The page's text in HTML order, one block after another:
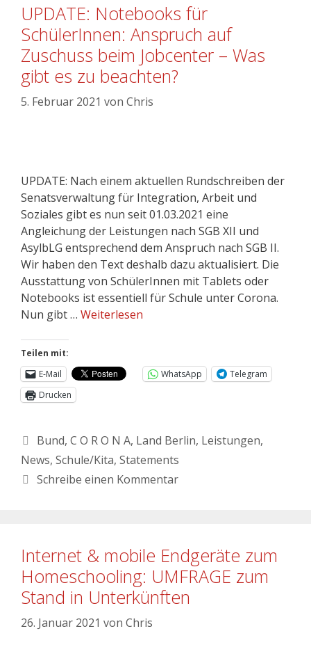
UPDATE: Notebooks für
SchülerInnen: Anspruch auf
Zuschuss beim Jobcenter – Was
gibt es zu beachten?
5. Februar 2021 von Chris
UPDATE: Nach einem aktuellen Rundschreiben der
Senatsverwaltung für Integration, Arbeit und
Soziales gibt es nun seit 01.03.2021 eine
Angleichung der Leistungen nach SGB XII und
AsylbLG entsprechend dem Anspruch nach SGB II.
Wir haben den Text deshalb dazu aktualisiert. Die
Ausstattung von SchülerInnen mit Tablets oder
Notebooks ist essentiell für Schule unter Corona.
Nun gibt … Weiterlesen
Teilen mit:
E-Mail
WhatsApp
Telegram
Drucken
Bund, C O R O N A, Land Berlin, Leistungen,
News, Schule/Kita, Statements
Schreibe einen Kommentar
Internet & mobile Endgeräte zum
Homeschooling: UMFRAGE zum
Stand in Unterkünften
26. Januar 2021 von Chris